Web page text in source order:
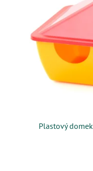
Plastový